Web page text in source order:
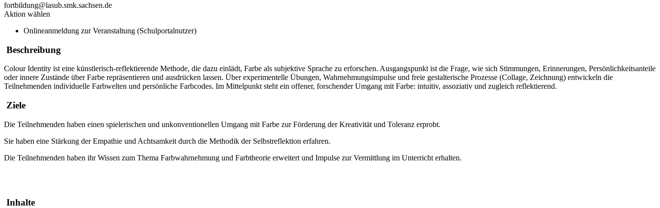
fortbildung@lasub.smk.sachsen.de
Aktion wählen
Onlineanmeldung zur Veranstaltung (Schulportalnutzer)
Beschreibung
Colour Identity ist eine künstlerisch-reflektierende Methode, die dazu einlädt, Farbe als subjektive Sprache zu erforschen. Ausgangspunkt ist die Frage, wie sich Stimmungen, Erinnerungen, Persönlichkeitsanteile
oder innere Zustände über Farbe repräsentieren und ausdrücken lassen. Über experimentelle Übungen, Wahrnehmungsimpulse und freie gestalterische Prozesse (Collage, Zeichnung) entwickeln die
Teilnehmenden individuelle Farbwelten und persönliche Farbcodes. Im Mittelpunkt steht ein offener, forschender Umgang mit Farbe: intuitiv, assoziativ und zugleich reflektierend.
Ziele
Die Teilnehmenden haben einen spielerischen und unkonventionellen Umgang mit Farbe zur Förderung der Kreativität und Toleranz erprobt.
Sie haben eine Stärkung der Empathie und Achtsamkeit durch die Methodik der Selbstreflektion erfahren.
Die Teilnehmenden haben ihr Wissen zum Thema Farbwahrnehmung und Farbtheorie erweitert und Impulse zur Vermittlung im Unterricht erhalten.
Inhalte